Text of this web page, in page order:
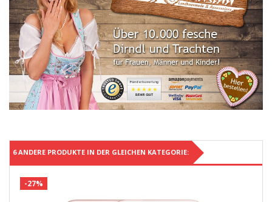
6 ANDERE PRODUKTE IN DER GLEICHEN KATEGORIE:
-27%